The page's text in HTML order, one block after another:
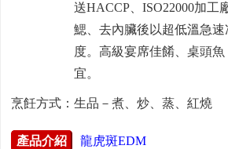
送HACCP、ISO22000加工
鰓、去內臟後以超低溫急
度。高級宴席佳餚、桌頭
宜。
烹飪方式：生品－煮、炒、蒸、紅燒
產品介紹 龍虎斑EDM